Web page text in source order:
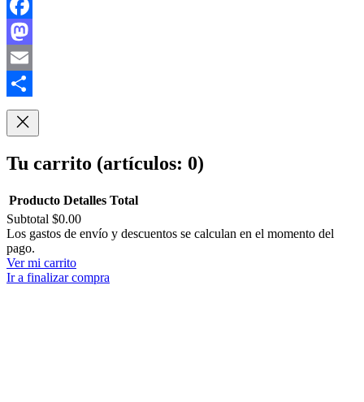
Facebook
Mastodon
Email
Compartir
Tu carrito (artículos: 0)
Productos
del
carrito
Producto Detalles Total
Subtotal $0.00
Los gastos de envío y descuentos se calculan en el momento del
pago.
Ver mi carrito
Ir a finalizar compra